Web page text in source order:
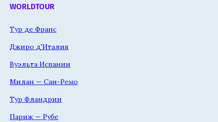
WORLDTOUR
Тур де Франс
Джиро д'Италия
Вуэльта Испании
Милан — Сан-Ремо
Тур Фландрии
Париж — Рубе